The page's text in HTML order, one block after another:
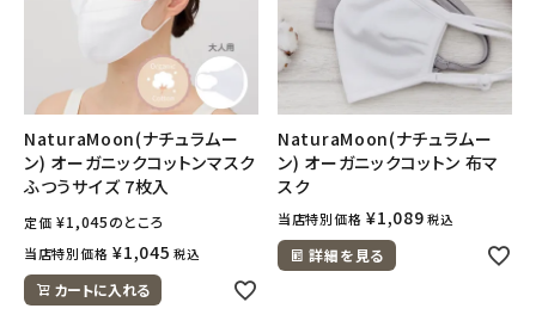
NaturaMoon(ナチュラムー
ン) オーガニックコットンマスク
ふつうサイズ 7枚入
定価 ¥1,045のところ
当店特別価格 ¥1,045 税込
カートに入れる
NaturaMoon(ナチュラムー
ン) オーガニックコットン 布マ
スク
当店特別価格 ¥1,089 税込
詳細を見る